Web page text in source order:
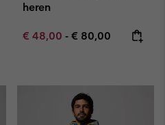
heren
Minimum sale price:
€ 48,00 - Maximum price:
€ 80,00